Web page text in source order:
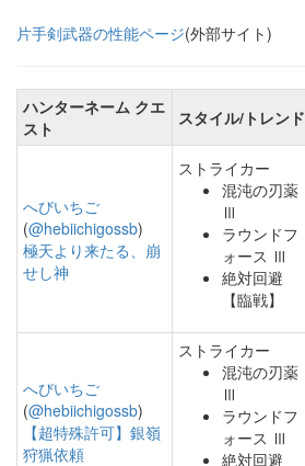
片手剣武器の性能ページ(外部サイト)
ハンターネーム クエ
スト
スタイル/トレンド
へびいちご
(@hebiichigossb)
極天より来たる、崩
せし神
ストライカー
混沌の刃薬
Ⅲ
ラウンドフ
ォース Ⅲ
絶対回避
【臨戦】
へびいちご
(@hebiichigossb)
【超特殊許可】銀嶺
狩猟依頼
ストライカー
混沌の刃薬
Ⅲ
ラウンドフ
ォース Ⅲ
絶対回避